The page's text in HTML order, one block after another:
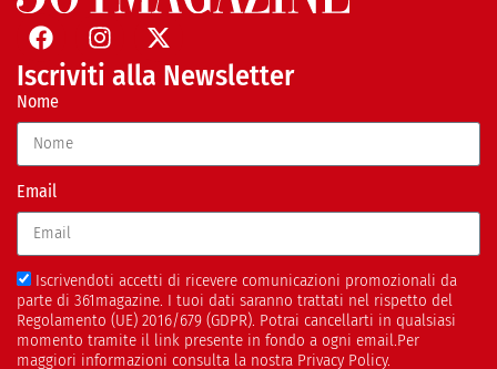
Iscriviti alla Newsletter
Nome
Email
Iscrivendoti accetti di ricevere comunicazioni promozionali da
parte di 361magazine. I tuoi dati saranno trattati nel rispetto del
Regolamento (UE) 2016/679 (GDPR). Potrai cancellarti in qualsiasi
momento tramite il link presente in fondo a ogni email.Per
maggiori informazioni consulta la nostra Privacy Policy.